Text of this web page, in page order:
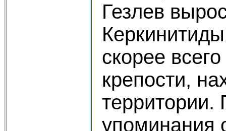
Гезлев
скорее
крепости,
территории.
упоминания